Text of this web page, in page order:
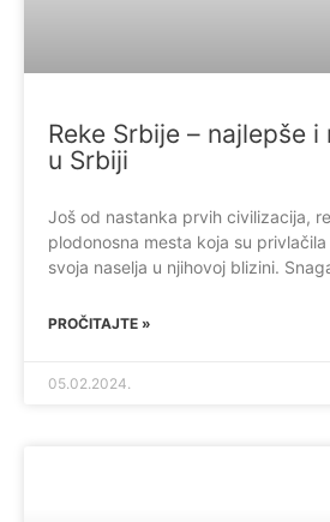
Reke Srbije – najlepše
u Srbiji
Još od nastanka prvih civilizacija,
plodonosna mesta koja su
svoja naselja u njihovoj blizini.
PROČITAJTE »
05.02.2024.